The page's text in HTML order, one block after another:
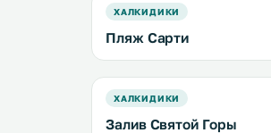
ХАЛКИДИКИ
Пляж Сарти
ХАЛКИДИКИ
Залив Святой Горы